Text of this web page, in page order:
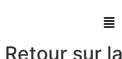
Retour sur